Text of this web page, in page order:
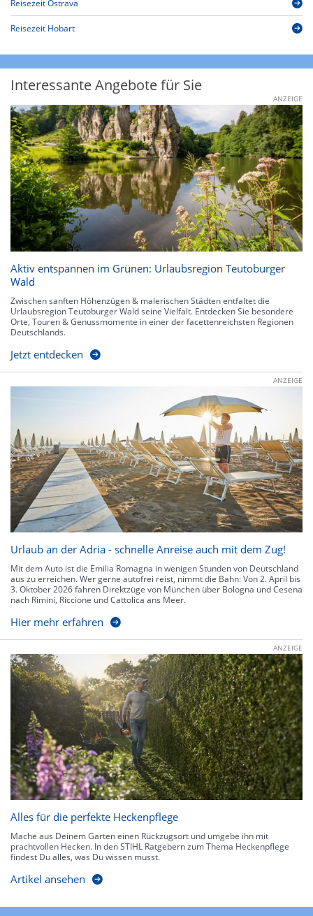
Reisezeit Ostrava
Reisezeit Hobart
Interessante Angebote für Sie
ANZEIGE
Aktiv entspannen im Grünen: Urlaubsregion Teutoburger
Wald
Zwischen sanften Höhenzügen & malerischen Städten entfaltet die
Urlaubsregion Teutoburger Wald seine Vielfalt. Entdecken Sie besondere
Orte, Touren & Genussmomente in einer der facettenreichsten Regionen
Deutschlands.
Jetzt entdecken
ANZEIGE
Urlaub an der Adria - schnelle Anreise auch mit dem Zug!
Mit dem Auto ist die Emilia Romagna in wenigen Stunden von Deutschland
aus zu erreichen. Wer gerne autofrei reist, nimmt die Bahn: Von 2. April bis
3. Oktober 2026 fahren Direktzüge von München über Bologna und Cesena
nach Rimini, Riccione und Cattolica ans Meer.
Hier mehr erfahren
ANZEIGE
Alles für die perfekte Heckenpflege
Mache aus Deinem Garten einen Rückzugsort und umgebe ihn mit
prachtvollen Hecken. In den STIHL Ratgebern zum Thema Heckenpflege
findest Du alles, was Du wissen musst.
Artikel ansehen